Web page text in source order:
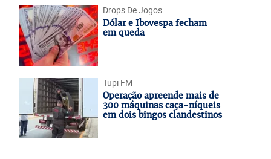
Drops De Jogos
Dólar e Ibovespa fecham
em queda
Tupi FM
Operação apreende mais de
300 máquinas caça-níqueis
em dois bingos clandestinos